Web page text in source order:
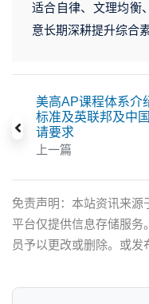
适合自律、文理均衡
意长期深耕提升综合
美高AP课程体系介
标准及英联邦及中
请要求
上一篇
免责声明：本站资讯来源
平台仅提供信息存储服务
员予以更改或删除。或发